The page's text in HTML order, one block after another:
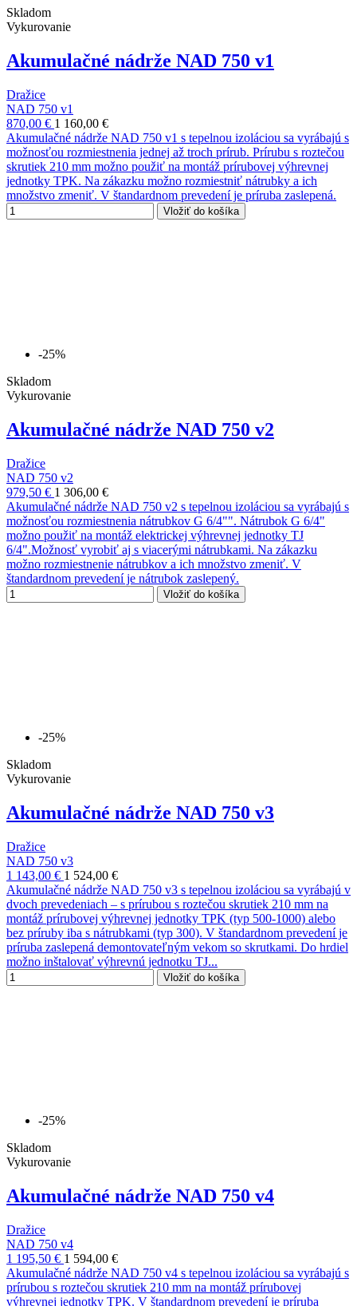
Skladom
Vykurovanie
Akumulačné nádrže NAD 750 v1
Dražice
NAD 750 v1
870,00 € 1 160,00 €
Akumulačné nádrže NAD 750 v1 s tepelnou izoláciou sa vyrábajú s
možnosťou rozmiestnenia jednej až troch prírub. Prírubu s roztečou
skrutiek 210 mm možno použiť na montáž prírubovej výhrevnej
jednotky TPK. Na zákazku možno rozmiestniť nátrubky a ich
množstvo zmeniť. V štandardnom prevedení je príruba zaslepená.
Vložiť do košíka
-25%
Skladom
Vykurovanie
Akumulačné nádrže NAD 750 v2
Dražice
NAD 750 v2
979,50 € 1 306,00 €
Akumulačné nádrže NAD 750 v2 s tepelnou izoláciou sa vyrábajú s
možnosťou rozmiestnenia nátrubkov G 6/4"". Nátrubok G 6/4"
možno použiť na montáž elektrickej výhrevnej jednotky TJ
6/4".Možnosť vyrobiť aj s viacerými nátrubkami. Na zákazku
možno rozmiestnenie nátrubkov a ich množstvo zmeniť. V
štandardnom prevedení je nátrubok zaslepený.
Vložiť do košíka
-25%
Skladom
Vykurovanie
Akumulačné nádrže NAD 750 v3
Dražice
NAD 750 v3
1 143,00 € 1 524,00 €
Akumulačné nádrže NAD 750 v3 s tepelnou izoláciou sa vyrábajú v
dvoch prevedeniach – s prírubou s roztečou skrutiek 210 mm na
montáž prírubovej výhrevnej jednotky TPK (typ 500-1000) alebo
bez príruby iba s nátrubkami (typ 300). V štandardnom prevedení je
príruba zaslepená demontovateľným vekom so skrutkami. Do hrdiel
možno inštalovať výhrevnú jednotku TJ...
Vložiť do košíka
-25%
Skladom
Vykurovanie
Akumulačné nádrže NAD 750 v4
Dražice
NAD 750 v4
1 195,50 € 1 594,00 €
Akumulačné nádrže NAD 750 v4 s tepelnou izoláciou sa vyrábajú s
prírubou s roztečou skrutiek 210 mm na montáž prírubovej
výhrevnej jednotky TPK. V štandardnom prevedení je príruba